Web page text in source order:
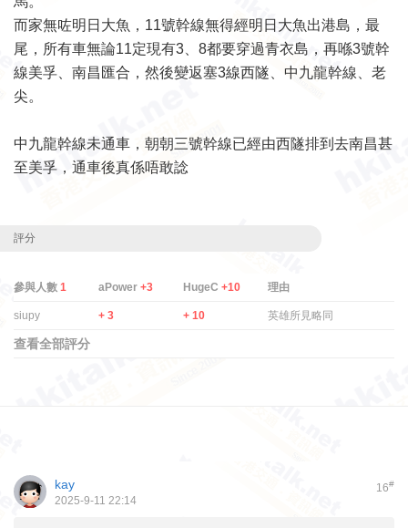
而家無咗明日大魚，11號幹線無得經明日大魚出港島，最
尾，所有車無論11定現有3、8都要穿過青衣島，再喺3號幹
線美孚、南昌匯合，然後變返塞3線西隧、中九龍幹線、老
尖。
中九龍幹線未通車，朝朝三號幹線已經由西隧排到去南昌甚
至美孚，通車後真係唔敢諗
評分
參與人數 1 aPower +3 HugeC +10 理由
siupy + 3 + 10 英雄所見略同
查看全部評分
16#
kay
2025-9-11 22:14